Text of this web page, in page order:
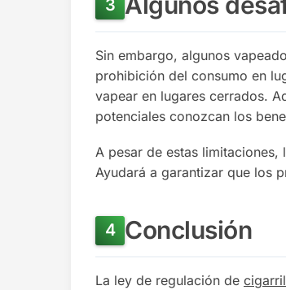
Sin embargo, algunos
prohibición del consumo en
vapear en lugares cerrados.
potenciales conozcan los
A pesar de estas
Ayudará a garantizar que los
Conclusión
La ley de regulación de